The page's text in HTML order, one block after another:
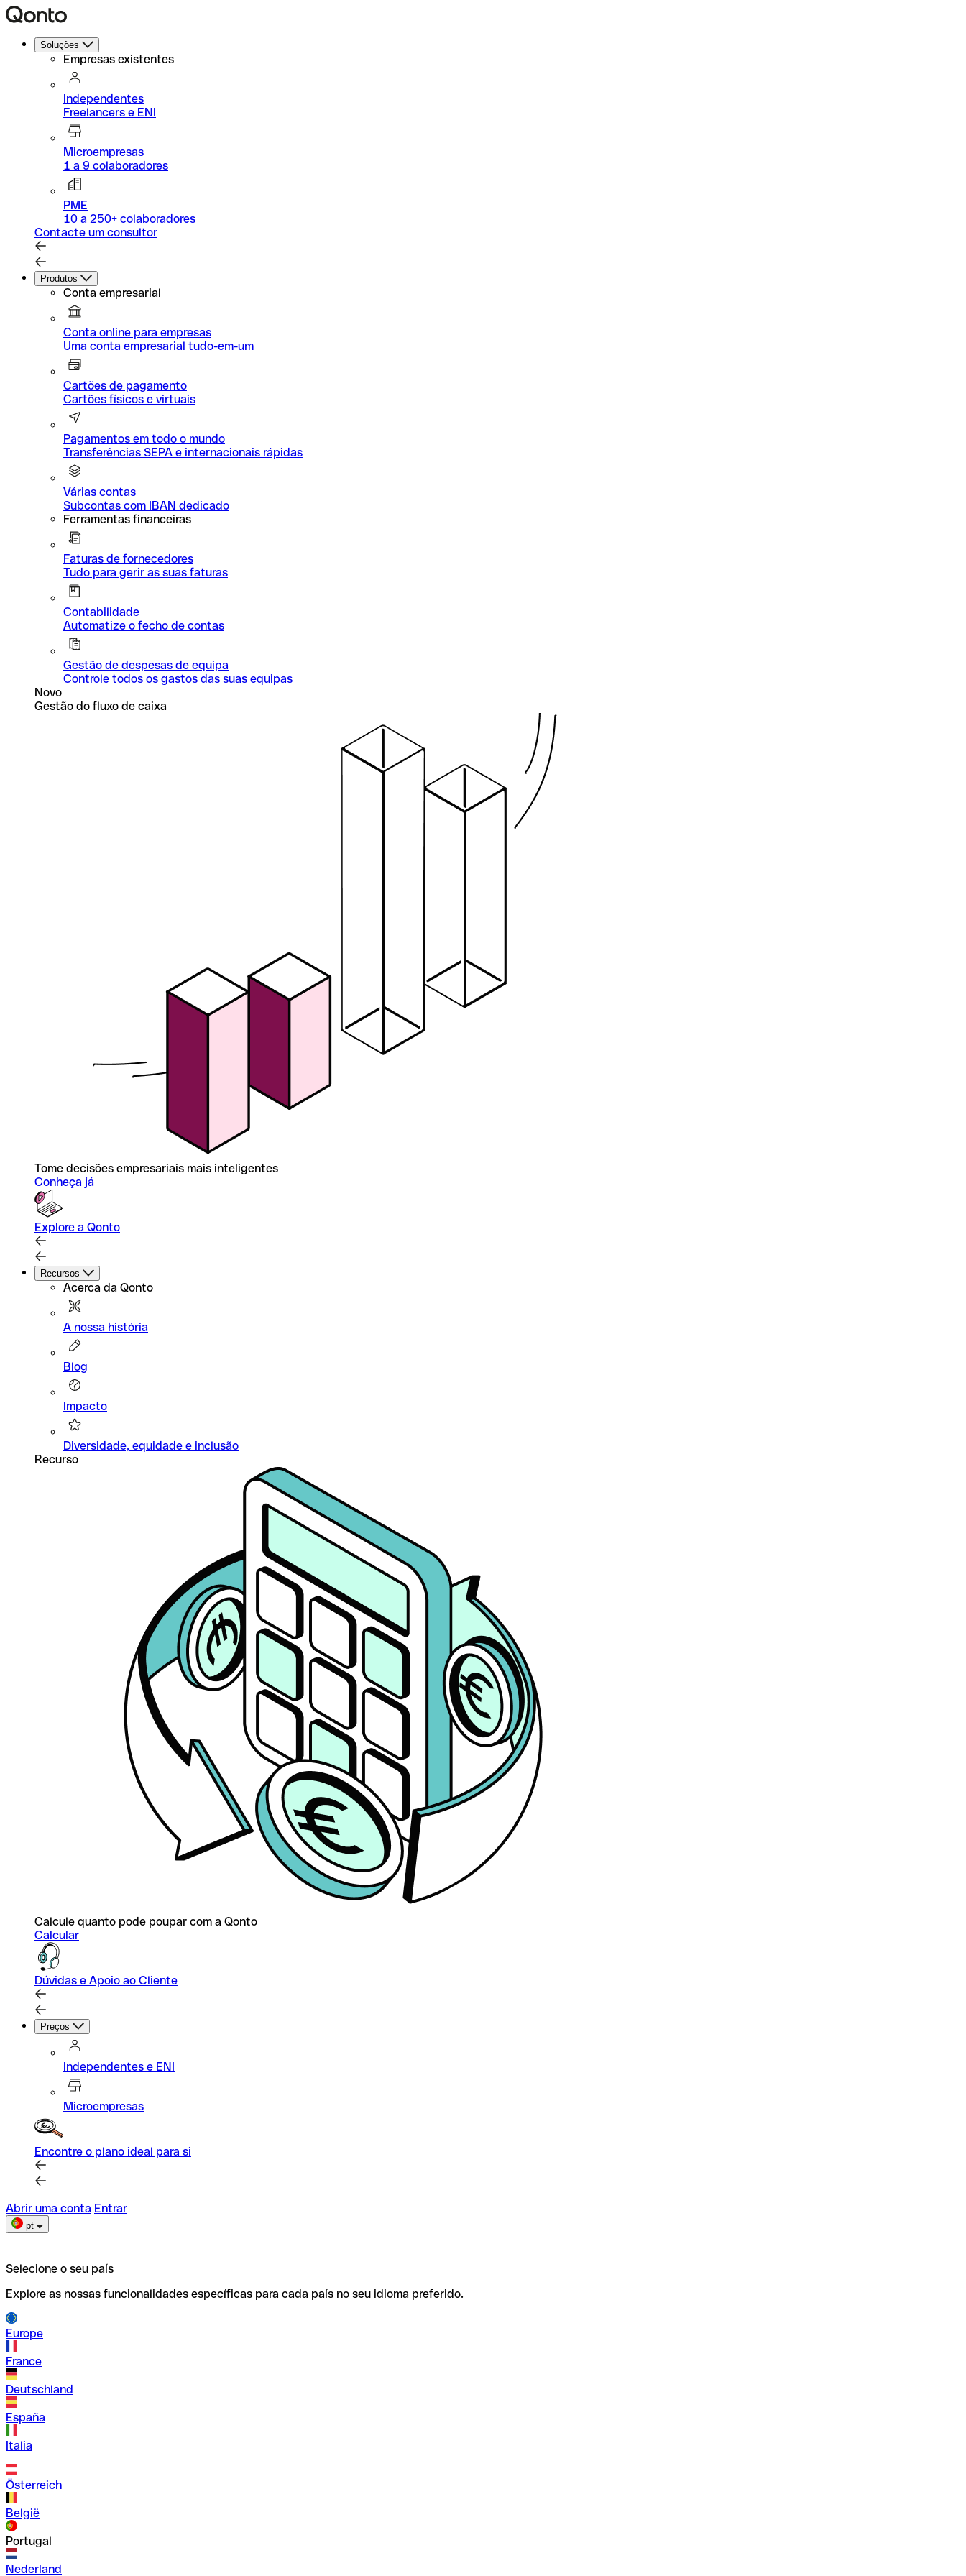
Soluções
Empresas existentes
Independentes
Freelancers e ENI
Microempresas
1 a 9 colaboradores
PME
10 a 250+ colaboradores
Contacte um consultor
Produtos
Conta empresarial
Conta online para empresas
Uma conta empresarial tudo-em-um
Cartões de pagamento
Cartões físicos e virtuais
Pagamentos em todo o mundo
Transferências SEPA e internacionais rápidas
Várias contas
Subcontas com IBAN dedicado
Ferramentas financeiras
Faturas de fornecedores
Tudo para gerir as suas faturas
Contabilidade
Automatize o fecho de contas
Gestão de despesas de equipa
Controle todos os gastos das suas equipas
Novo
Gestão do fluxo de caixa
Tome decisões empresariais mais inteligentes
Conheça já
Explore a Qonto
Recursos
Acerca da Qonto
A nossa história
Blog
Impacto
Diversidade, equidade e inclusão
Recurso
Calcule quanto pode poupar com a Qonto
Calcular
Dúvidas e Apoio ao Cliente
Preços
Independentes e ENI
Microempresas
Encontre o plano ideal para si
Abrir uma conta Entrar
pt
Selecione o seu país
Explore as nossas funcionalidades específicas para cada país no seu idioma preferido.
Europe
France
Deutschland
España
Italia
Österreich
België
Portugal
Nederland